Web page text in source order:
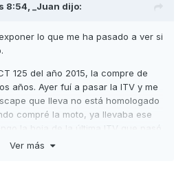
8:54, _Juan dijo:
lo que me ha pasado a ver si
125 del año 2015, la compre de
años. Ayer fuí a pasar la ITV y me
que lleva no está homologado
compré la moto, ya llevaba ese
la hoja de la última ITV que pasó
foto de la moto, se vé el mismo
Ver más